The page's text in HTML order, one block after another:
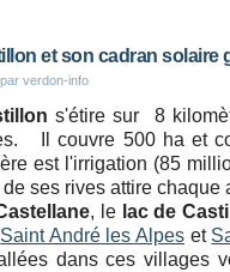
et son cadran solaire
par verdon-info
s'étire sur 8
Il couvre 500 ha et
est l'irrigation (85
ses rives attire chaque
, le lac de
Saint André les Alpes et
dans ces villages